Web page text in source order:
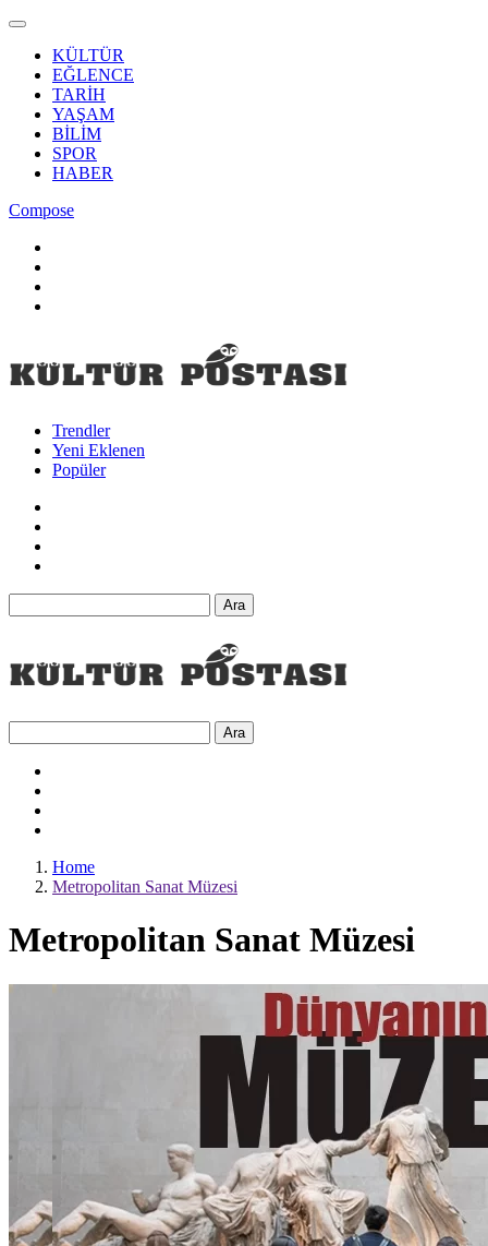
KÜLTÜR
EĞLENCE
TARİH
YAŞAM
BİLİM
SPOR
HABER
Compose
Trendler
Yeni Eklenen
Popüler
Ara
Ara
Home
Metropolitan Sanat Müzesi
Metropolitan Sanat Müzesi